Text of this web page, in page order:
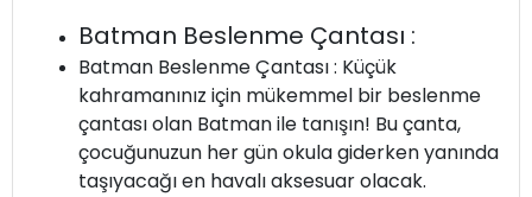
Batman Beslenme Çantası :
Batman Beslenme Çantası : Küçük
kahramanınız için mükemmel bir beslenme
çantası olan Batman ile tanışın! Bu çanta,
çocuğunuzun her gün okula giderken yanında
taşıyacağı en havalı aksesuar olacak.